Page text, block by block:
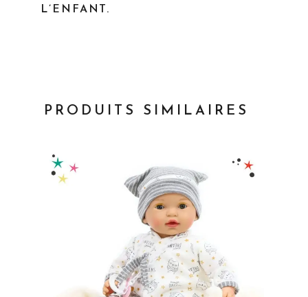
L’ENFANT.
PRODUITS SIMILAIRES